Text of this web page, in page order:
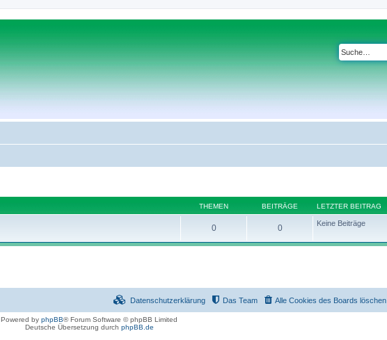
THEMEN BEITRÄGE LETZTER BEITRAG
0 0 Keine Beiträge
Alle Cookies des Boards löschen
Das Team
Datenschutzerklärung
Powered by phpBB® Forum Software © phpBB Limited
Deutsche Übersetzung durch phpBB.de